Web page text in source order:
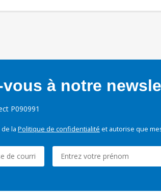
à notre
P090991
la Politique de confidentialité et autorise que